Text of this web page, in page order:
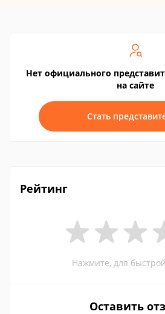
Нет официального
на сайте
Стать
Рейтинг
Нажмите, для
Оставить